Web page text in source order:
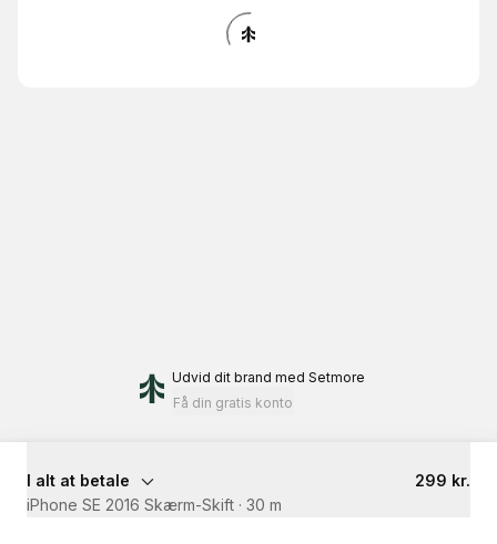
Udvid dit brand med Setmore
Få din gratis konto
I alt at betale
299 kr.
iPhone SE 2016 Skærm-Skift · 30 m